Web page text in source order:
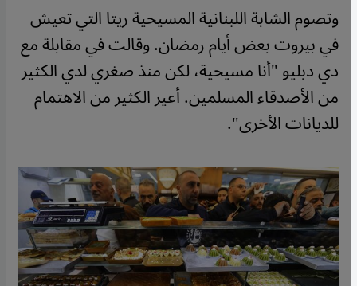
وتصوم الشابة اللبنانية المسيحية ريتا التي تعيش
في بيروت بعض أيام رمضان. وقالت في مقابلة مع
دي دبليو "أنا مسيحية، لكن منذ صغري لدي الكثير
من الأصدقاء المسلمين. أعير الكثير من الاهتمام
للديانات الأخرى".